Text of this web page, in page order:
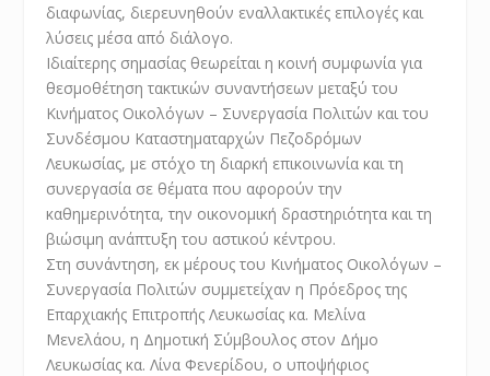
διαφωνίας, διερευνηθούν εναλλακτικές επιλογές και
λύσεις μέσα από διάλογο.
Ιδιαίτερης σημασίας θεωρείται η κοινή συμφωνία για
θεσμοθέτηση τακτικών συναντήσεων μεταξύ του
Κινήματος Οικολόγων – Συνεργασία Πολιτών και του
Συνδέσμου Καταστηματαρχών Πεζοδρόμων
Λευκωσίας, με στόχο τη διαρκή επικοινωνία και τη
συνεργασία σε θέματα που αφορούν την
καθημερινότητα, την οικονομική δραστηριότητα και τη
βιώσιμη ανάπτυξη του αστικού κέντρου.
Στη συνάντηση, εκ μέρους του Κινήματος Οικολόγων –
Συνεργασία Πολιτών συμμετείχαν η Πρόεδρος της
Επαρχιακής Επιτροπής Λευκωσίας κα. Μελίνα
Μενελάου, η Δημοτική Σύμβουλος στον Δήμο
Λευκωσίας κα. Λίνα Φενερίδου, ο υποψήφιος